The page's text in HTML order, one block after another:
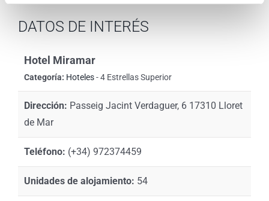
DATOS DE INTERÉS
Hotel Miramar
Categoría: Hoteles- 4 Estrellas Superior
Dirección: Passeig Jacint Verdaguer, 6 17310 Lloret
de Mar
Teléfono: (+34) 972374459
Unidades de alojamiento: 54